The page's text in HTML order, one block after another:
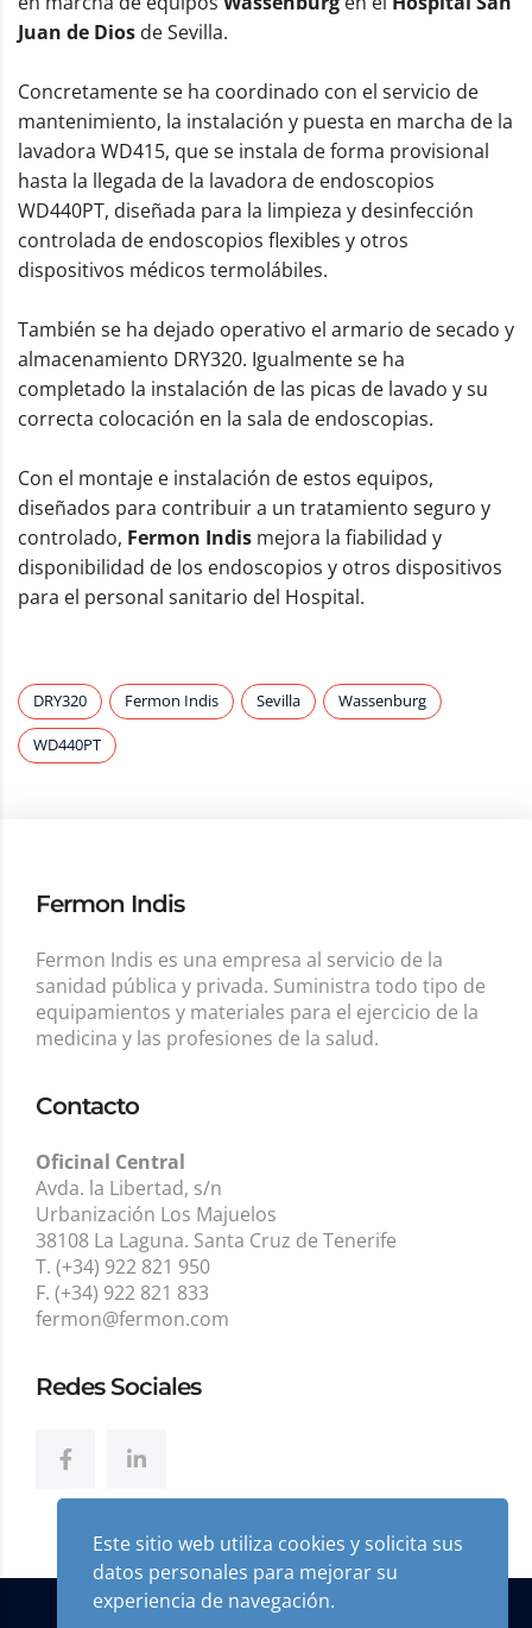
Juan de Dios de Sevilla.
Concretamente se ha coordinado con el servicio de
mantenimiento, la instalación y puesta en marcha de la
lavadora WD415, que se instala de forma provisional
hasta la llegada de la lavadora de endoscopios
WD440PT, diseñada para la limpieza y desinfección
controlada de endoscopios flexibles y otros
dispositivos médicos termolábiles.
También se ha dejado operativo el armario de secado y
almacenamiento DRY320. Igualmente se ha
completado la instalación de las picas de lavado y su
correcta colocación en la sala de endoscopias.
Con el montaje e instalación de estos equipos,
diseñados para contribuir a un tratamiento seguro y
controlado, Fermon Indis mejora la fiabilidad y
disponibilidad de los endoscopios y otros dispositivos
para el personal sanitario del Hospital.
DRY320 Fermon Indis Sevilla Wassenburg
WD440PT
Fermon Indis
Fermon Indis es una empresa al servicio de la
sanidad pública y privada. Suministra todo tipo de
equipamientos y materiales para el ejercicio de la
medicina y las profesiones de la salud.
Contacto
Oficinal Central
Avda. la Libertad, s/n
Urbanización Los Majuelos
38108 La Laguna. Santa Cruz de Tenerife
T. (+34) 922 821 950
F. (+34) 922 821 833
fermon@fermon.com
Redes Sociales
Este sitio web utiliza cookies y solicita sus
datos personales para mejorar su
experiencia de navegación.